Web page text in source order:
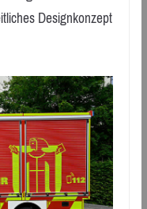
Designkonzept